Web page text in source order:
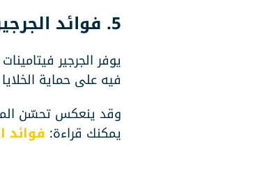
5. فوائد الجرجير للمناعة
فيه على حماية
وقد ينعكس تحسّن
يمكنك قراءة: فوائد